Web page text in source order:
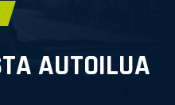
AUTOILUA